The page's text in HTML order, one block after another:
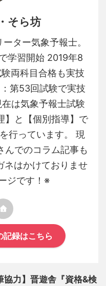
そら坊
ター気象予報士。
学習開始 2019年8
両科目合格も実技
第53回試験で実技
は気象予報士試験
】と【個別指導】で
行っています。 現
んでのコラム記事も
ネはかけておりませ
ジです！※
記録はこちら
協力】晋遊舎『資格&検